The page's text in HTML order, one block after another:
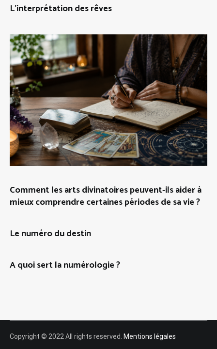
L’interprétation des rêves
Comment les arts divinatoires peuvent-ils aider à
mieux comprendre certaines périodes de sa vie ?
Le numéro du destin
A quoi sert la numérologie ?
Copyright © 2022 All rights reserved. Mentions légales